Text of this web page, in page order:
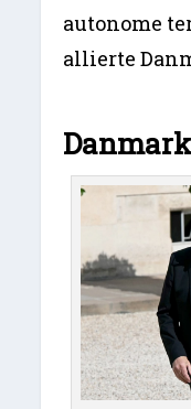
autonome
allierte